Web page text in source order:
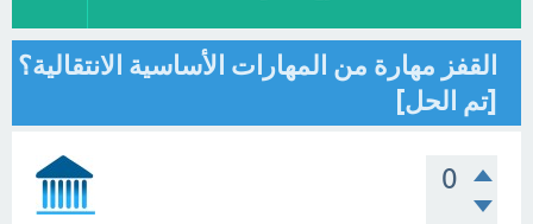
القفز مهارة من المهارات الأساسية الانتقالية؟
[تم الحل]
0